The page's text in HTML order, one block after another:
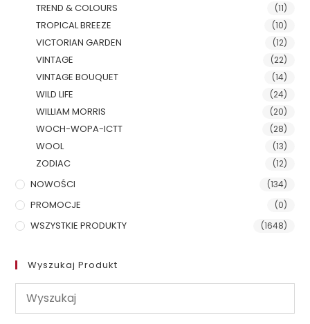
TREND & COLOURS (11)
TROPICAL BREEZE (10)
VICTORIAN GARDEN (12)
VINTAGE (22)
VINTAGE BOUQUET (14)
WILD LIFE (24)
WILLIAM MORRIS (20)
WOCH-WOPA-ICTT (28)
WOOL (13)
ZODIAC (12)
NOWOŚCI (134)
PROMOCJE (0)
WSZYSTKIE PRODUKTY (1648)
Wyszukaj Produkt